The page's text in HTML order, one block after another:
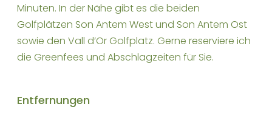
Minuten. In der Nähe gibt es die beiden
Golfplätzen Son Antem West und Son Antem Ost
sowie den Vall d’Or Golfplatz. Gerne reserviere ich
die Greenfees und Abschlagzeiten für Sie.
Entfernungen